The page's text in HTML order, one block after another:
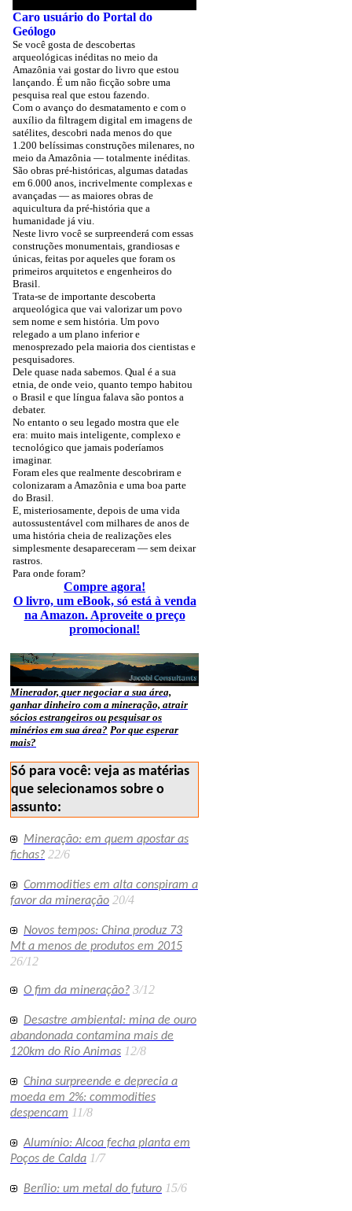
Caro usuário do Portal do
Geólogo
Se você gosta de descobertas
arqueológicas inéditas no meio da
Amazônia vai gostar do livro que estou
lançando. É um não ficção sobre uma
pesquisa real que estou fazendo.
Com o avanço do desmatamento e com o
auxílio da filtragem digital em imagens de
satélites, descobri nada menos do que
1.200 belíssimas construções milenares, no
meio da Amazônia — totalmente inéditas.
São obras pré-históricas, algumas datadas
em 6.000 anos, incrivelmente complexas e
avançadas — as maiores obras de
aquicultura da pré-história que a
humanidade já viu.
Neste livro você se surpreenderá com essas
construções monumentais, grandiosas e
únicas, feitas por aqueles que foram os
primeiros arquitetos e engenheiros do
Brasil.
Trata-se de importante descoberta
arqueológica que vai valorizar um povo
sem nome e sem história. Um povo
relegado a um plano inferior e
menosprezado pela maioria dos cientistas e
pesquisadores.
Dele quase nada sabemos. Qual é a sua
etnia, de onde veio, quanto tempo habitou
o Brasil e que língua falava são pontos a
debater.
No entanto o seu legado mostra que ele
era: muito mais inteligente, complexo e
tecnológico que jamais poderíamos
imaginar.
Foram eles que realmente descobriram e
colonizaram a Amazônia e uma boa parte
do Brasil.
E, misteriosamente, depois de uma vida
autossustentável com milhares de anos de
uma história cheia de realizações eles
simplesmente desapareceram — sem deixar
rastros.
Para onde foram?
Compre agora!
O livro, um eBook, só está à venda
na Amazon. Aproveite o preço
promocional!
Minerador, quer negociar a sua área,
ganhar dinheiro com a mineração, atrair
sócios estrangeiros ou pesquisar os
minérios em sua área? Por que esperar
mais?
Só para você: veja as matérias
que selecionamos sobre o
assunto:
Mineração: em quem apostar as
fichas? 22/6
Commodities em alta conspiram a
favor da mineração 20/4
Novos tempos: China produz 73
Mt a menos de produtos em 2015
26/12
O fim da mineração? 3/12
Desastre ambiental: mina de ouro
abandonada contamina mais de
120km do Rio Animas 12/8
China surpreende e deprecia a
moeda em 2%: commodities
despencam 11/8
Alumínio: Alcoa fecha planta em
Poços de Calda 1/7
Berílio: um metal do futuro 15/6